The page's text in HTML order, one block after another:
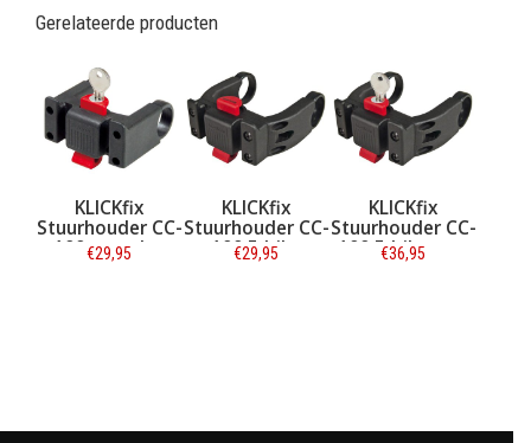
Gerelateerde producten
KLICKfix
Stuurhouder CC-
100 met slot
€29,95
KLICKfix
Stuurhouder CC-
100 E-bike
€29,95
KLICKfix
Stuurhouder CC-
100 E-bike met
slot
€36,95